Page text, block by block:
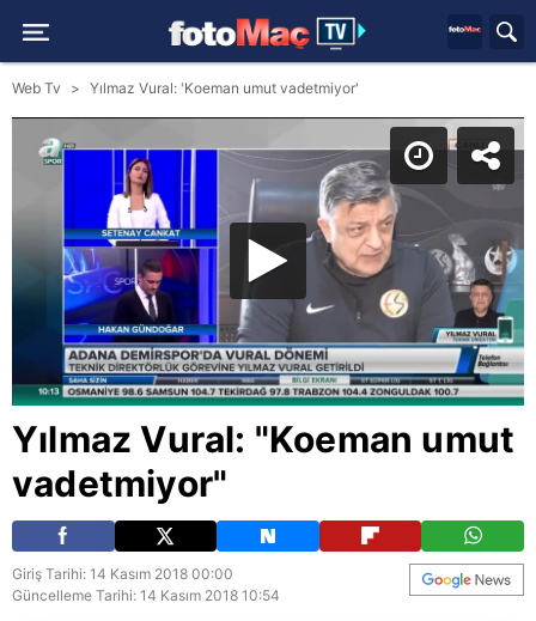
Web Tv Yılmaz Vural: 'Koeman umut vadetmiyor'
Yılmaz Vural: "Koeman umut
vadetmiyor"
Giriş Tarihi: 14 Kasım 2018 00:00
Güncelleme Tarihi: 14 Kasım 2018 10:54